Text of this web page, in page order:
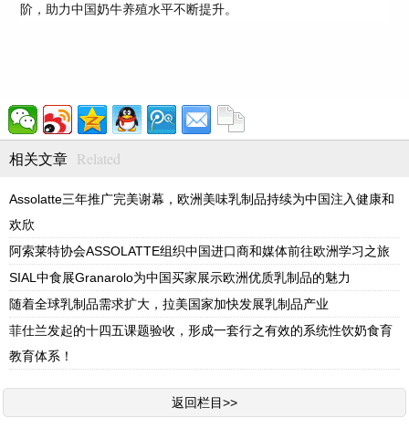
阶，助力中国奶牛养殖水平不断提升。
相关文章 Related
Assolatte三年推广完美谢幕，欧洲美味乳制品持续为中国注入健康和
欢欣
阿索莱特协会ASSOLATTE组织中国进口商和媒体前往欧洲学习之旅
SIAL中食展Granarolo为中国买家展示欧洲优质乳制品的魅力
随着全球乳制品需求扩大，拉美国家加快发展乳制品产业
菲仕兰发起的十四五课题验收，形成一套行之有效的系统性饮奶食育
教育体系！
返回栏目>>